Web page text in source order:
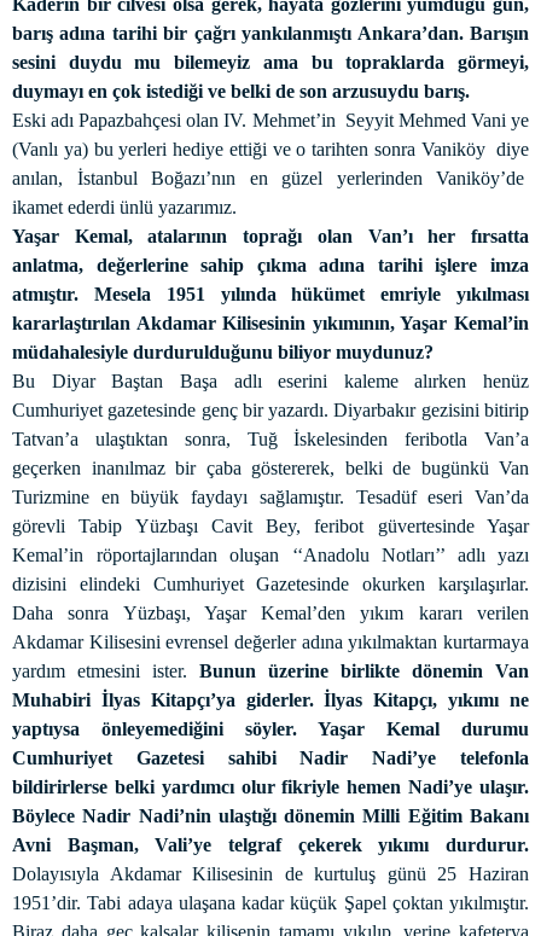
Kaderin bir cilvesi olsa gerek, hayata gözlerini yumduğu gün,
barış adına tarihi bir çağrı yankılanmıştı Ankara’dan. Barışın
sesini duydu mu bilemeyiz ama bu topraklarda görmeyi,
duymayı en çok istediği ve belki de son arzusuydu barış.
Eski adı Papazbahçesi olan IV. Mehmet’in Seyyit Mehmed Vani ye
(Vanlı ya) bu yerleri hediye ettiği ve o tarihten sonra Vaniköy diye
anılan, İstanbul Boğazı’nın en güzel yerlerinden Vaniköy’de
ikamet ederdi ünlü yazarımız.
Yaşar Kemal, atalarının toprağı olan Van’ı her fırsatta
anlatma, değerlerine sahip çıkma adına tarihi işlere imza
atmıştır. Mesela 1951 yılında hükümet emriyle yıkılması
kararlaştırılan Akdamar Kilisesinin yıkımının, Yaşar Kemal’in
müdahalesiyle durdurulduğunu biliyor muydunuz?
Bu Diyar Baştan Başa adlı eserini kaleme alırken henüz
Cumhuriyet gazetesinde genç bir yazardı. Diyarbakır gezisini bitirip
Tatvan’a ulaştıktan sonra, Tuğ İskelesinden feribotla Van’a
geçerken inanılmaz bir çaba göstererek, belki de bugünkü Van
Turizmine en büyük faydayı sağlamıştır. Tesadüf eseri Van’da
görevli Tabip Yüzbaşı Cavit Bey, feribot güvertesinde Yaşar
Kemal’in röportajlarından oluşan ‘‘Anadolu Notları’’ adlı yazı
dizisini elindeki Cumhuriyet Gazetesinde okurken karşılaşırlar.
Daha sonra Yüzbaşı, Yaşar Kemal’den yıkım kararı verilen
Akdamar Kilisesini evrensel değerler adına yıkılmaktan kurtarmaya
yardım etmesini ister. Bunun üzerine birlikte dönemin Van
Muhabiri İlyas Kitapçı’ya giderler. İlyas Kitapçı, yıkımı ne
yaptıysa önleyemediğini söyler. Yaşar Kemal durumu
Cumhuriyet Gazetesi sahibi Nadir Nadi’ye telefonla
bildirirlerse belki yardımcı olur fikriyle hemen Nadi’ye ulaşır.
Böylece Nadir Nadi’nin ulaştığı dönemin Milli Eğitim Bakanı
Avni Başman, Vali’ye telgraf çekerek yıkımı durdurur.
Dolayısıyla Akdamar Kilisesinin de kurtuluş günü 25 Haziran
1951’dir. Tabi adaya ulaşana kadar küçük Şapel çoktan yıkılmıştır.
Biraz daha geç kalsalar kilisenin tamamı yıkılıp, yerine kafeterya